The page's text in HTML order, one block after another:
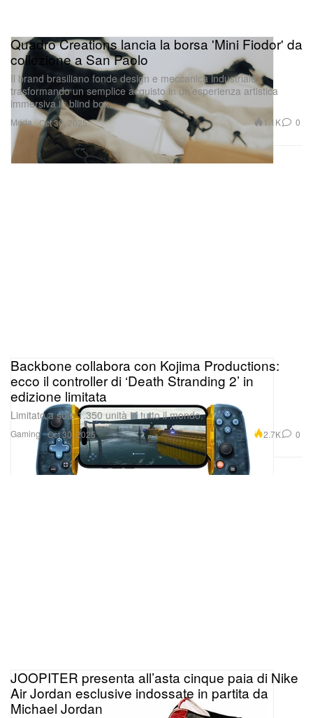
Moda
Quadro Creations lancia la borsa 'Mini Fiodor' da
collezione a San Paolo
Il brand brasiliano fonde design e meccanica industriale,
trasformando un semplice acquisto in un’esperienza artistica
immersiva in blind box.
Oct 30, 2025 1.1K 0
Gaming
Backbone collabora con Kojima Productions:
ecco il controller di ‘Death Stranding 2’ in
edizione limitata
Limitato a sole 1.350 unità in tutto il mondo.
Oct 30, 2025 2.7K 0
JOOPITER presenta all’asta cinque paia di Nike
Air Jordan esclusive indossate in partita da
Michael Jordan